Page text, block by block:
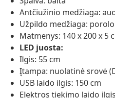
Antčiužinio medžiaga:
Užpildo medžiaga:
Matmenys: 140 x 200 x 5
LED juosta:
Ilgis: 55 cm
Įtampa: nuolatinė srovė
USB laido ilgis: 150 cm
Elektros tiekimo laido